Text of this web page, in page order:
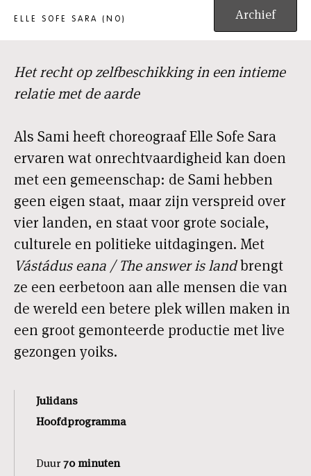
ELLE SOFE SARA (NO) Archief
Het recht op zelfbeschikking in een intieme
relatie met de aarde
Als Sami heeft choreograaf Elle Sofe Sara
ervaren wat onrechtvaardigheid kan doen
met een gemeenschap: de Sami hebben
geen eigen staat, maar zijn verspreid over
vier landen, en staat voor grote sociale,
culturele en politieke uitdagingen. Met
Vástádus eana / The answer is landbrengt
ze een eerbetoon aan alle mensen die van
de wereld een betere plek willen maken in
een groot gemonteerde productie met live
gezongen yoiks.
Julidans
Hoofdprogramma
Duur 70 minuten